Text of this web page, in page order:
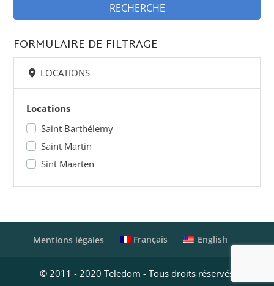
RECHERCHE
FORMULAIRE DE FILTRAGE
LOCATIONS
Locations
Saint Barthélemy
Saint Martin
Sint Maarten
Mentions légales Français English
© 2011 - 2020 Teledom - Tous droits réservés